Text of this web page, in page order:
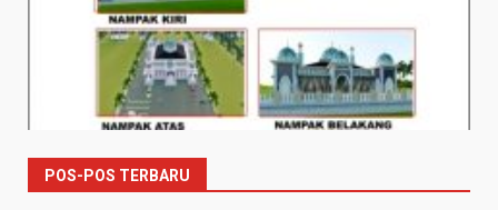
POS-POS TERBARU